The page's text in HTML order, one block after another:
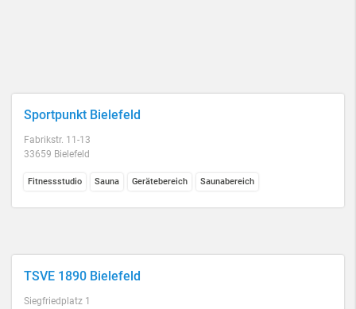
Sportpunkt Bielefeld
Fabrikstr. 11-13
33659 Bielefeld
Fitnessstudio Sauna Gerätebereich Saunabereich
TSVE 1890 Bielefeld
Siegfriedplatz 1